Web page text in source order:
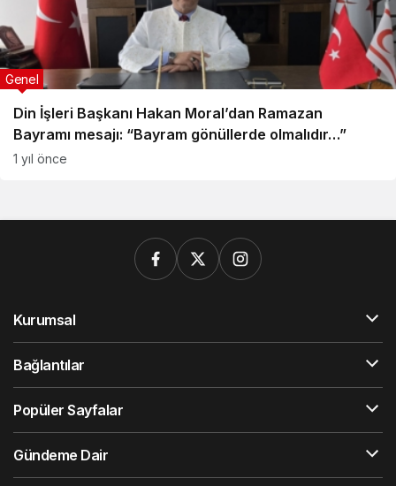
Din İşleri Başkanı Hakan Moral’dan Ramazan
Bayramı mesajı: “Bayram gönüllerde olmalıdır…”
Genel
1 yıl önce
Kurumsal
Bağlantılar
Popüler Sayfalar
Gündeme Dair